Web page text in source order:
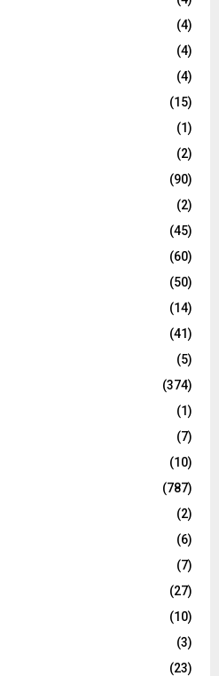
(4)
(4)
(4)
(15)
(1)
(2)
(90)
(2)
(45)
(60)
(50)
(14)
(41)
(5)
(374)
(1)
(7)
(10)
(787)
(2)
(6)
(7)
(27)
(10)
(3)
(23)